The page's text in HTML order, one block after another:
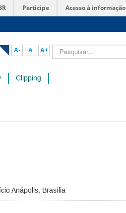
Participe Acesso à informação
A- A A+ Pesquisar...
Clipping
Anápolis, Brasília